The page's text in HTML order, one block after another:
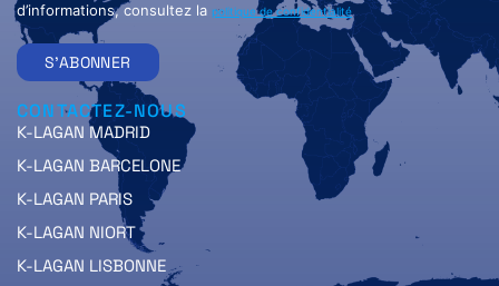
d’informations, consultez la politique de confidentialité
S'ABONNER
CONTACTEZ-NOUS
K-LAGAN MADRID
K-LAGAN BARCELONE
K-LAGAN PARIS
K-LAGAN NIORT
K-LAGAN LISBONNE